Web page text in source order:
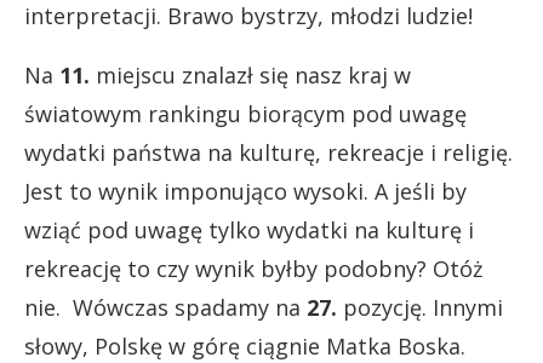
interpretacji. Brawo bystrzy, młodzi ludzie!
Na 11. miejscu znalazł się nasz kraj w
światowym rankingu biorącym pod uwagę
wydatki państwa na kulturę, rekreacje i religię.
Jest to wynik imponująco wysoki. A jeśli by
wziąć pod uwagę tylko wydatki na kulturę i
rekreację to czy wynik byłby podobny? Otóż
nie. Wówczas spadamy na 27. pozycję. Innymi
słowy, Polskę w górę ciągnie Matka Boska.